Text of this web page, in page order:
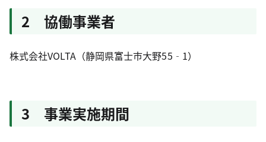
2 協働事業者
株式会社VOLTA（静岡県富士市大野55‐1）
3 事業実施期間